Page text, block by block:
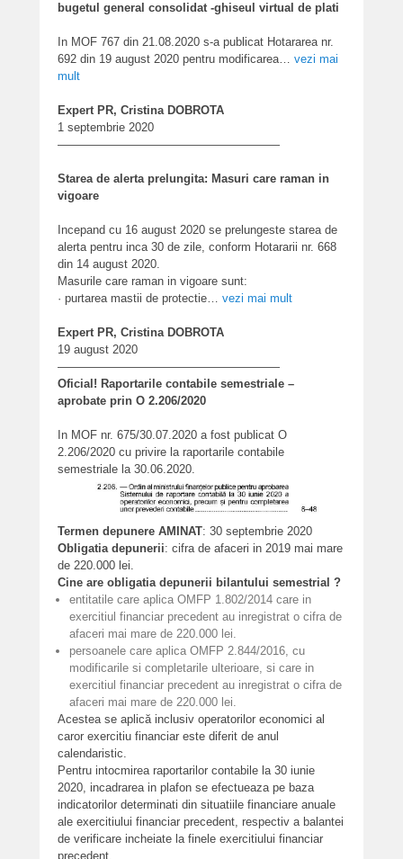
bugetul general consolidat -ghiseul virtual de plati
In MOF 767 din 21.08.2020 s-a publicat Hotararea nr.
692 din 19 august 2020 pentru modificarea… vezi mai
mult
Expert PR, Cristina DOBROTA
1 septembrie 2020
———————————————————
Starea de alerta prelungita: Masuri care raman in
vigoare
Incepand cu 16 august 2020 se prelungeste starea de
alerta pentru inca 30 de zile, conform Hotararii nr. 668
din 14 august 2020.
Masurile care raman in vigoare sunt:
· purtarea mastii de protectie… vezi mai mult
Expert PR, Cristina DOBROTA
19 august 2020
———————————————————
Oficial! Raportarile contabile semestriale –
aprobate prin O 2.206/2020
In MOF nr. 675/30.07.2020 a fost publicat O
2.206/2020 cu privire la raportarile contabile
semestriale la 30.06.2020.
Termen depunere AMINAT: 30 septembrie 2020
Obligatia depunerii: cifra de afaceri in 2019 mai mare
de 220.000 lei.
Cine are obligatia depunerii bilantului semestrial ?
entitatile care aplica OMFP 1.802/2014 care in
exercitiul financiar precedent au inregistrat o cifra de
afaceri mai mare de 220.000 lei.
persoanele care aplica OMFP 2.844/2016, cu
modificarile si completarile ulterioare, si care in
exercitiul financiar precedent au inregistrat o cifra de
afaceri mai mare de 220.000 lei.
Acestea se aplică inclusiv operatorilor economici al
caror exercitiu financiar este diferit de anul
calendaristic.
Pentru intocmirea raportarilor contabile la 30 iunie
2020, incadrarea in plafon se efectueaza pe baza
indicatorilor determinati din situatiile financiare anuale
ale exercitiului financiar precedent, respectiv a balantei
de verificare incheiate la finele exercitiului financiar
precedent.